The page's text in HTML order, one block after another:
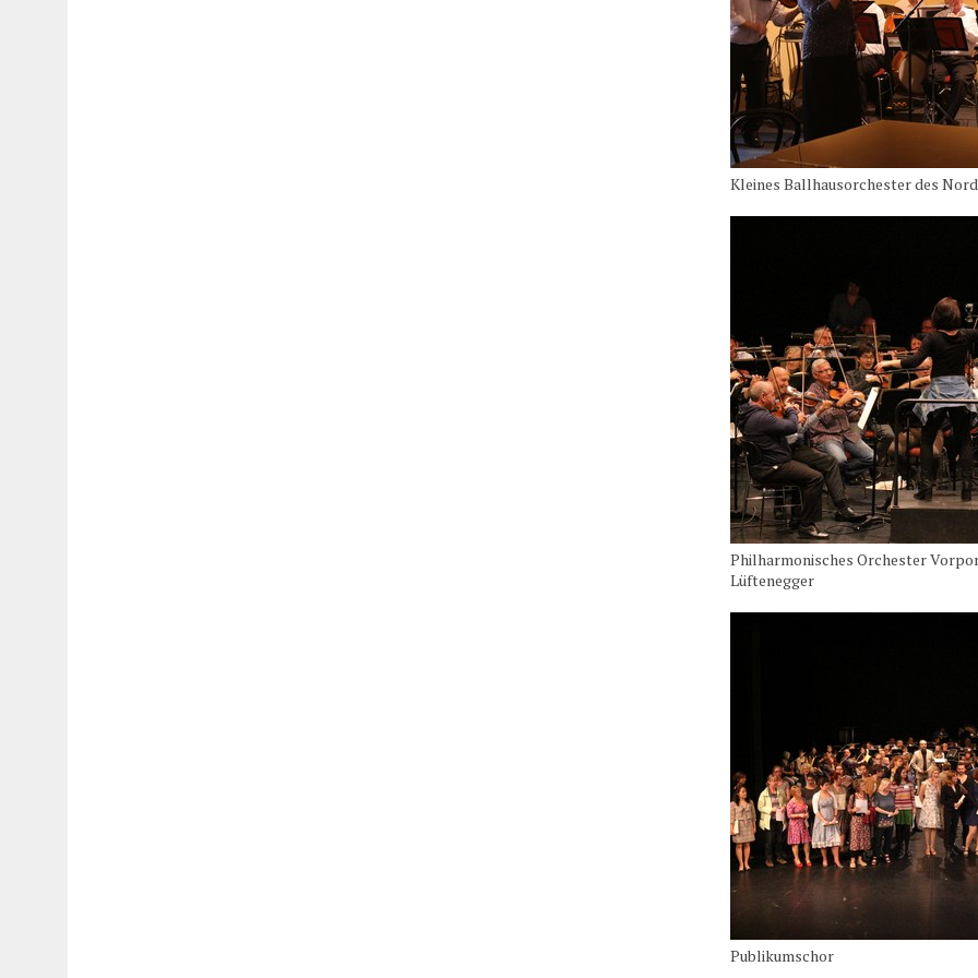
Kleines Ballhausorchester des
Philharmonisches Orchester
Lüftenegger
Publikumschor